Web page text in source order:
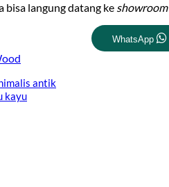
bisa langung datang ke showroom
WhatsApp